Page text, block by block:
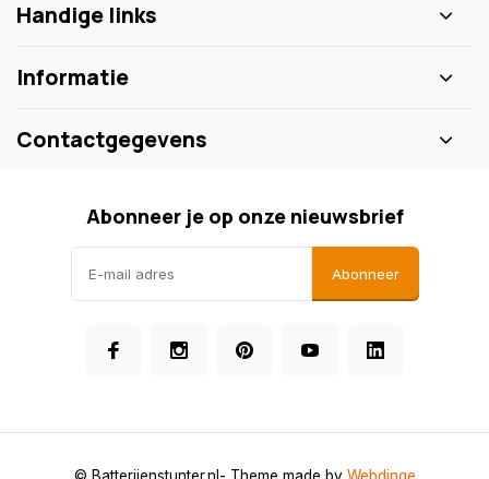
Handige links
Informatie
Contactgegevens
Abonneer je op onze nieuwsbrief
Abonneer